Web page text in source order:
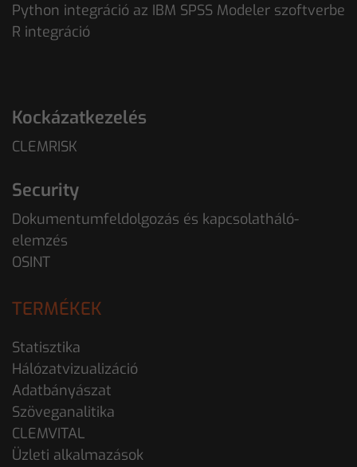
Python integráció az IBM SPSS Modeler szoftverbe
R integráció
Kockázatkezelés
CLEMRISK
Security
Dokumentumfeldolgozás és kapcsolatháló-
elemzés
OSINT
TERMÉKEK
Statisztika
Hálózatvizualizáció
Adatbányászat
Szöveganalitika
CLEMVITAL
Üzleti alkalmazások